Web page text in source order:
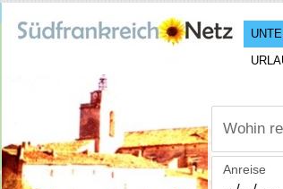
Wohin
Anreise